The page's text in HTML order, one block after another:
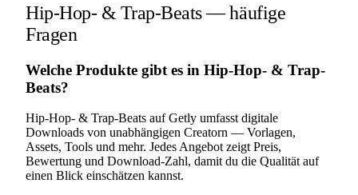
Hip-Hop- & Trap-Beats — häufige
Fragen
Welche Produkte gibt es in Hip-Hop- & Trap-
Beats?
Hip-Hop- & Trap-Beats auf Getly umfasst digitale
Downloads von unabhängigen Creatorn — Vorlagen,
Assets, Tools und mehr. Jedes Angebot zeigt Preis,
Bewertung und Download-Zahl, damit du die Qualität auf
einen Blick einschätzen kannst.